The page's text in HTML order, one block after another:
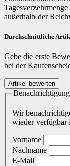
außerhalb der
Durchschnittliche
Gebe die erste
bei der
Wir
wieder verfügbar
Vorname
Nachname
E-Mail